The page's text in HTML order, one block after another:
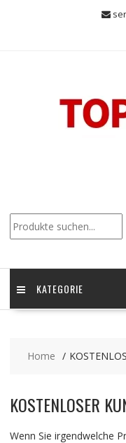
KATEGORIE
Home
KOSTENLOSER
Wenn Sie irgendwelche